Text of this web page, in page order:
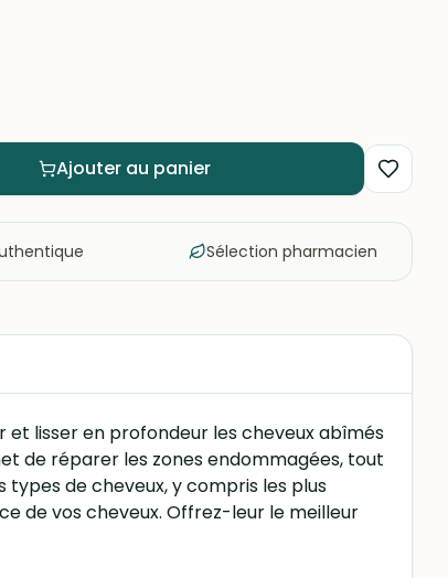
Ajouter au panier
Sélection pharmacien
lisser en profondeur les cheveux abîmés
de réparer les zones endommagées, tout
de cheveux, y compris les plus
de vos cheveux. Offrez-leur le meilleur